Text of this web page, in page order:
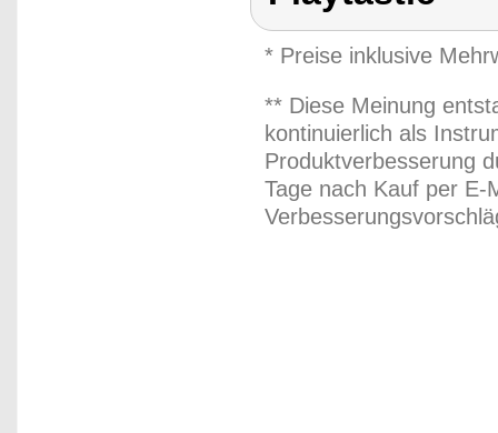
* Preise inklusive
** Diese Meinung
kontinuierlich als
Produktverbesserung
Tage nach Kauf per E-